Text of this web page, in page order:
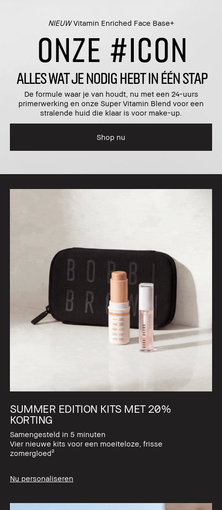
NIEUWVitamin Enriched Face Base+
ONZE #ICON
ALLES WAT JE NODIG HEBT IN ÉÉN STAP
De formule waar je van houdt, nu met een 24-uurs
primerwerking en onze Super Vitamin Blend voor een
stralende huid die klaar is voor make-up.
Shop nu
SUMMER EDITION KITS MET 20%
KORTING
Samengesteld in 5 minuten
Vier nieuwe kits voor een moeiteloze, frisse
zomergloed²
Nu personaliseren